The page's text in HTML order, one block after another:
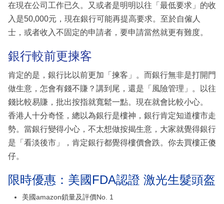
在現在公司工作已久。又或者是明明以往「最低要求」的收
入是50,000元，現在銀行可能再提高要求。至於自僱人
士，或者收入不固定的申請者，要申請當然就更有難度。
銀行較前更揀客
肯定的是，銀行比以前更加「揀客」。而銀行無非是打開門
做生意，怎會有錢不賺？講到尾，還是「風險管理」。以往
錢比較易賺，批出按指就寬鬆一點。現在就會比較小心。
香港人十分奇怪，總以為銀行是樓神，銀行肯定知道樓市走
勢。當銀行變得小心，不太想做按揭生意，大家就覺得銀行
是「看淡後市」，肯定銀行都覺得樓價會跌。你去買樓正傻
仔。
限時優惠：美國FDA認證 激光生髮頭盔
美國amazon鎖量及評價No. 1